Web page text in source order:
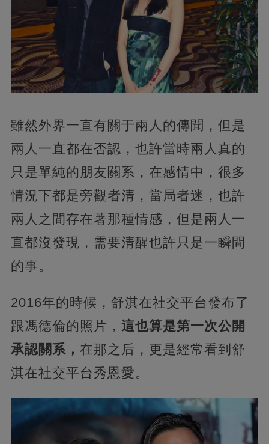
雖然外界一直有關于兩人的傳聞，但是
兩人一直都在否認，也許當時兩人真的
只是單純的朋友關系，在感情中，很多
情況下都是旁觀者清，當局者迷，也許
兩人之間存在著那種情感，但是兩人一
直都沒發現，需要清醒也許只是一瞬間
的事。
2016年的時候，舒淇在社交平台發布了
跟馮德倫的照片， 這也算是第一次公開
承認關系， 在那之后，更是經常看到舒
淇在社交平台秀恩愛。